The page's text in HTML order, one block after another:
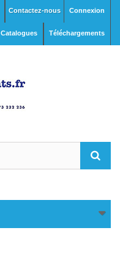
Connexion
Contactez-nous
Téléchargements
Catalogues